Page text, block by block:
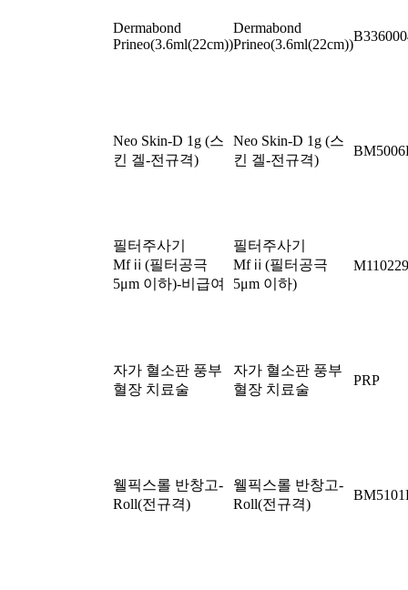
Dermabond
Prineo(3.6ml(22cm))
Dermabond
Prineo(3.6ml(22cm))
Neo Skin-D 1g (스
킨 겔-전규격)
Neo Skin-D 1g (스
킨 겔-전규격)
필터주사기
Mfⅱ(필터공극
5μm 이하)-비급여
필터주사기
Mfⅱ(필터공극
5μm 이하)
자가 혈소판 풍부
혈장 치료술
자가 혈소판 풍부
혈장 치료술
PRP
웰픽스롤 반창고-
Roll(전규격)
웰픽스롤 반창고-
Roll(전규격)